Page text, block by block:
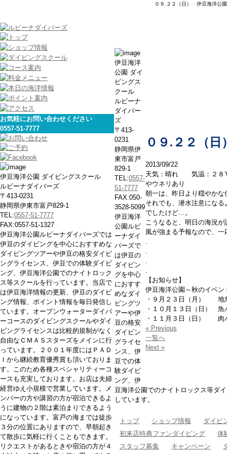
０９.２２（日） 伊豆海洋公園
お気軽にお問い合わせください
0557-51-7777
伊豆海洋公園 ダイビングスクール
ルビーナダイバーズ
〒413-0231
静岡県伊東市富戸829-1
TEL:0557-51-7777
FAX:0557-51-1327
伊豆海洋公園ルビーナダイバーズでは
伊豆のダイビングを中心におすすめな
ダイビングツアーや伊豆の格安ダイビ
ングライセンス、伊豆での体験ダイビ
ング、伊豆海洋公園でのナイトロック
ス等スクールを行っています。当店で
は伊豆海洋情報の更新、伊豆のダイビ
ング情報、ポイント情報を毎日発信し
ています。オープンウォーターダイバ
ーコースのダイビングスクールやダイ
ビングライセンスは比較的規制がなく
自由なＣＭＡＳスターズをメインに行
っています。２００１年度にはＰＡＤ
Ｉから継続教育優秀賞も頂いておりま
す。このため各種スペシャリティーコ
ースも充実しております。お店は夫婦
経営ゆえ小規模で営業しています。メ
ンバーの方や講習の方が宿泊できるよ
うに建物の２階は素泊まりできるよう
になっています。富戸の海までは徒歩
３分の位置にありますので、早朝起き
て散歩に気軽に行くこともできます。
リクエストがあるときや宿泊の方が４
０９.２２（
2013/09/22
天気：晴れ 気温：２
やウネリあり
朝一は、昨日より穏やか
それでも、潜水注意にな
でしたけど…。
こうなると、明日の海況
風が強まる予報なので、
.
.
.
.
【お知らせ】
伊豆海洋公園～秋のイベン
・９月２３日（月） 地
・１０月１３日（日） 魚
・１１月３日（日） 肉
« Previous
一覧へ
Next »
伊豆海洋
公園 ダイ
ビングス
クール
ルビーナ
ダイバー
ズ
〒413-
0231
静岡県伊
東市富戸
829-1
TEL:0557-
51-7777
FAX:050-
3528-5099
伊豆海洋
公園ルビ
ーナダイ
バーズで
は伊豆の
ダイビン
グを中心
におすす
めなダイ
ビングツ
アーや伊
豆の格安
ダイビン
グライセ
ンス、伊
豆での体
験ダイビ
ング、伊
豆海洋公園でのナイトロックス等ダ
しています。
トップ ショップ情報
ダイビ
初来店特典ファンダイビング
体
スタッフ募集
キャンペーン